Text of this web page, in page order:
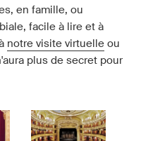
en famille, ou
facile à lire et à
notre visite virtuelle ou
plus de secret pour